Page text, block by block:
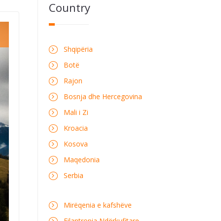
Country
Shqipëria
Botë
Rajon
Bosnja dhe Hercegovina
Mali i Zi
Kroacia
Kosova
Maqedonia
Serbia
Mirëqenia e kafshëve